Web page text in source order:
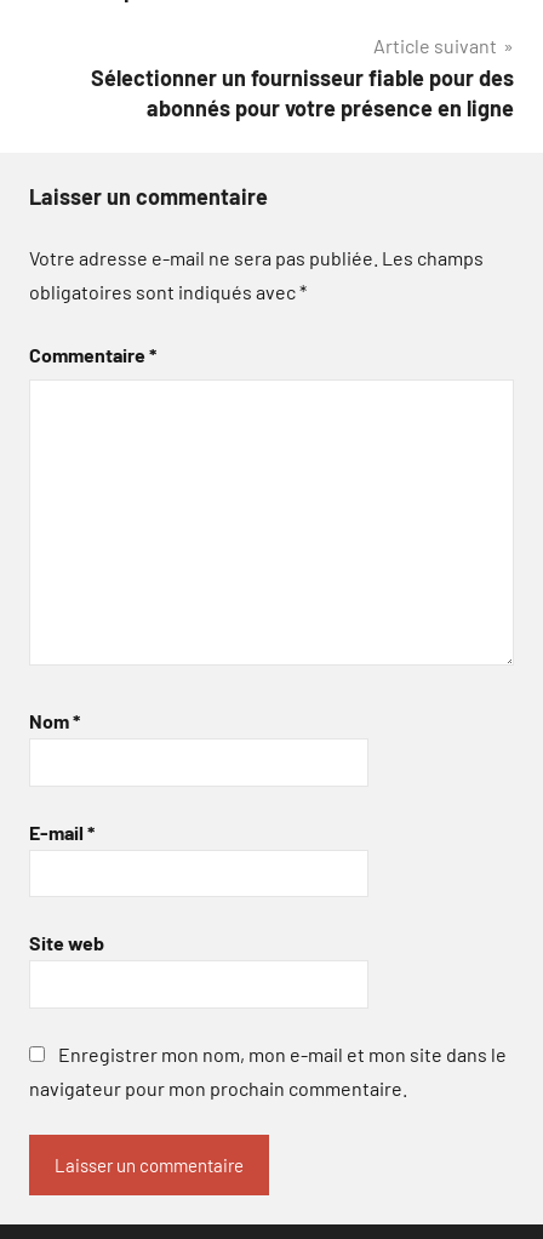
Article suivant
Sélectionner un fournisseur fiable pour des
abonnés pour votre présence en ligne
Laisser un commentaire
Votre adresse e-mail ne sera pas publiée. Les champs
obligatoires sont indiqués avec*
Commentaire*
Nom*
E-mail *
Site web
Enregistrer mon nom, mon e-mail et mon site dans le
navigateur pour mon prochain commentaire.